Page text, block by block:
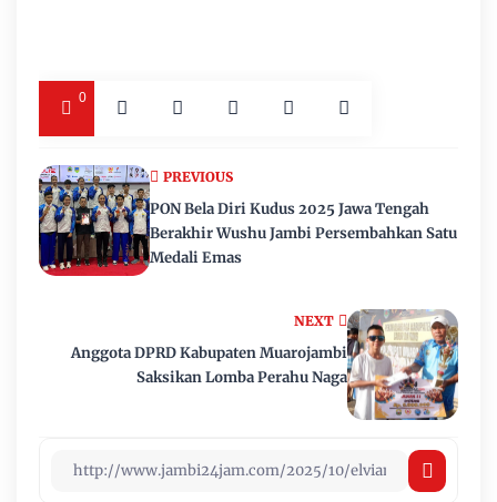
0
NEXT
Anggota DPRD Kabupaten Muarojambi
Saksikan Lomba Perahu Naga
PREVIOUS
PON Bela Diri Kudus 2025 Jawa Tengah
Berakhir Wushu Jambi Persembahkan Satu
Medali Emas